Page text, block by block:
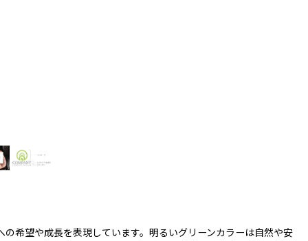
希望や成長を表現しています。明るいグリーンカラーは自然や安